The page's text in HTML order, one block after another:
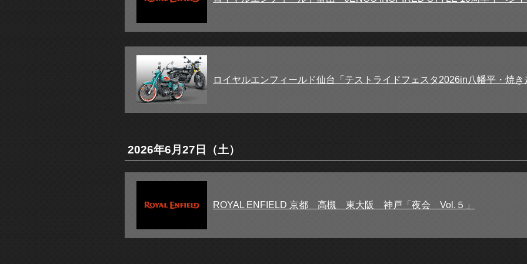
ロイヤルエンフィールド仙台「テストライドフェスタ2026in八幡平・焼き
2026年6月27日（土）
ROYAL ENFIELD 京都 高槻 東大阪 神戸「夜会 Vol.５」